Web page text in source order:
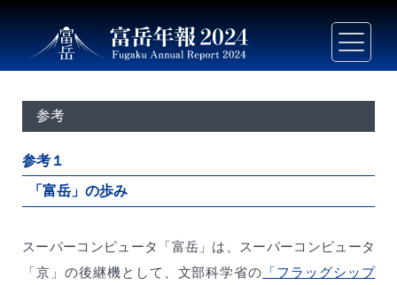
参考
参考１
「富岳」の歩み
スーパーコンピュータ「富岳」は、スーパーコンピュータ
「京」の後継機として、文部科学省の 「フラッグシップ